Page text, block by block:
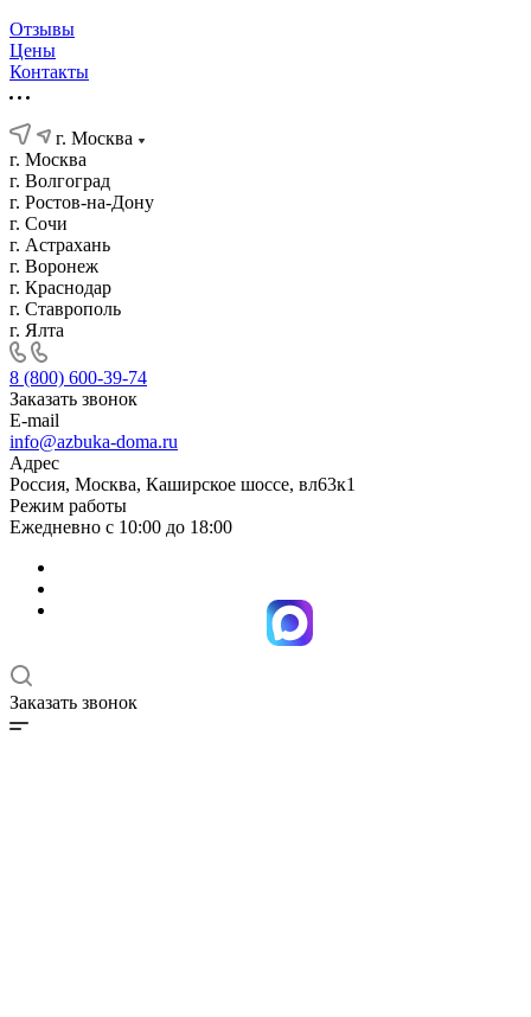
Отзывы
Цены
Контакты
г. Москва
г. Москва
г. Волгоград
г. Ростов-на-Дону
г. Сочи
г. Астрахань
г. Воронеж
г. Краснодар
г. Ставрополь
г. Ялта
8 (800) 600-39-74
Заказать звонок
E-mail
info@azbuka-doma.ru
Адрес
Россия, Москва, Каширское шоссе, вл63к1
Режим работы
Ежедневно с 10:00 до 18:00
Заказать звонок